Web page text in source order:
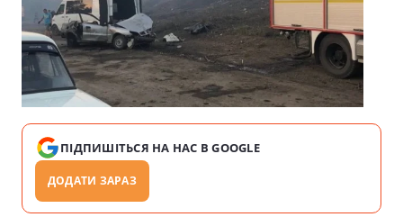
ПІДПИШІТЬСЯ НА НАС В GOOGLE
ДОДАТИ ЗАРАЗ